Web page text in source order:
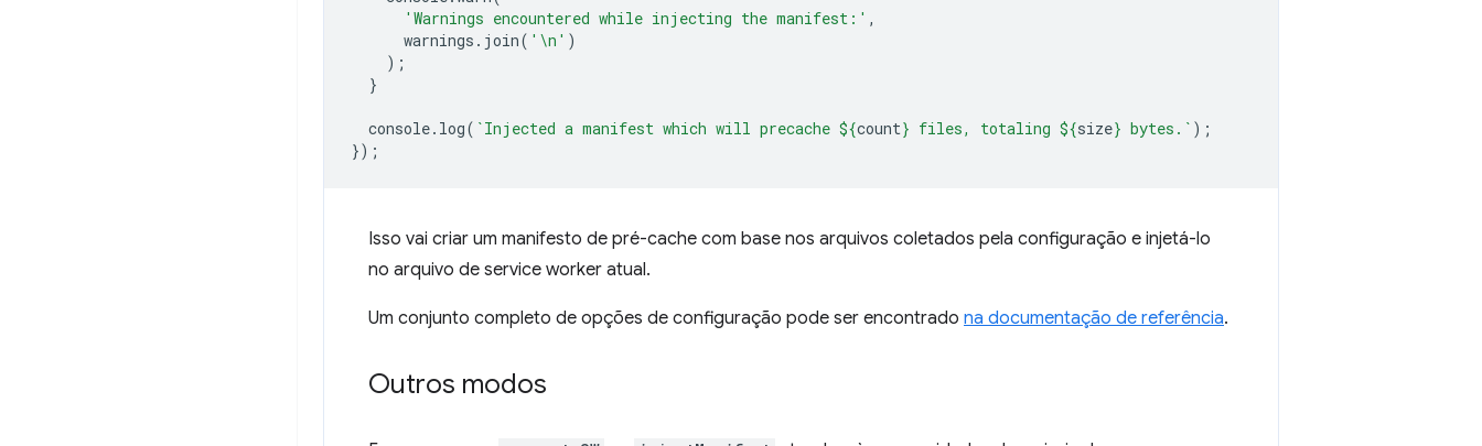
'Warnings encountered while injecting the manifest:' ,
warnings . join( '\n' )
);
}
console. log( `Injected a manifest which will precache ${count} files, totaling ${size} bytes.` );
});
Isso vai criar um manifesto de pré-cache com base nos arquivos coletados pela configuração e injetá-lo
no arquivo de service worker atual.
Um conjunto completo de opções de configuração pode ser encontrado na documentação de referência.
Outros modos